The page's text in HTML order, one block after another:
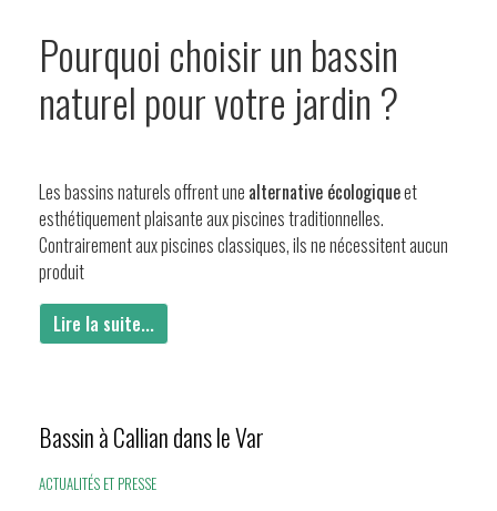
Pourquoi choisir un bassin
naturel pour votre jardin ?
Les bassins naturels offrent une alternative écologiqueet
esthétiquement plaisante aux piscines traditionnelles.
Contrairement aux piscines classiques, ils ne nécessitent aucun
produit
Lire la suite...
Bassin à Callian dans le Var
ACTUALITÉS ET PRESSE